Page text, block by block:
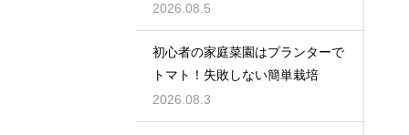
2026.08.5
初心者の家庭菜園はプランターで
トマト！失敗しない簡単栽培
2026.08.3